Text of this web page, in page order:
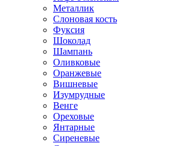
Металлик
Слоновая кость
Фуксия
Шоколад
Шампань
Оливковые
Оранжевые
Вишневые
Изумрудные
Венге
Ореховые
Янтарные
Сиреневые